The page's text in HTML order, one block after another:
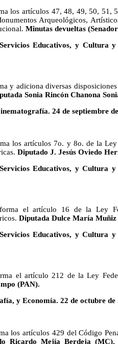
los artículos 47, 48, 49, 50,
Arqueológicos,
Minutas devueltas
Educativos, y Cultura
y adiciona diversas
Sonia Rincón Chanona
24 de septiembre
los artículos 7o. y 8o. de la
Diputado J. Jesús Oviedo
Educativos, y Cultura
el artículo 16 de la Ley
Diputada Dulce María
Educativos, y Cultura
el artículo 212 de la Ley
(PAN).
y Economía. 22 de octubre de
los artículos 429 del Código
Ricardo Mejía Berdeja (MC).